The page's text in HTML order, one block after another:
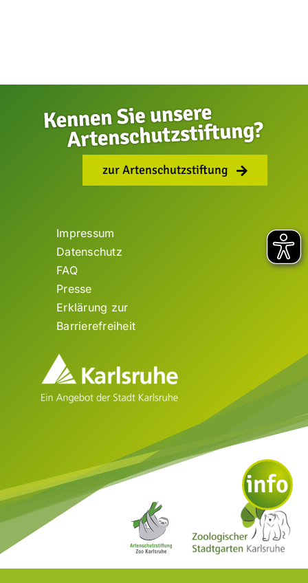
zur Artenschutzstiftung
Impressum
Datenschutz
FAQ
Presse
Erklärung zur
Barrierefreiheit
info